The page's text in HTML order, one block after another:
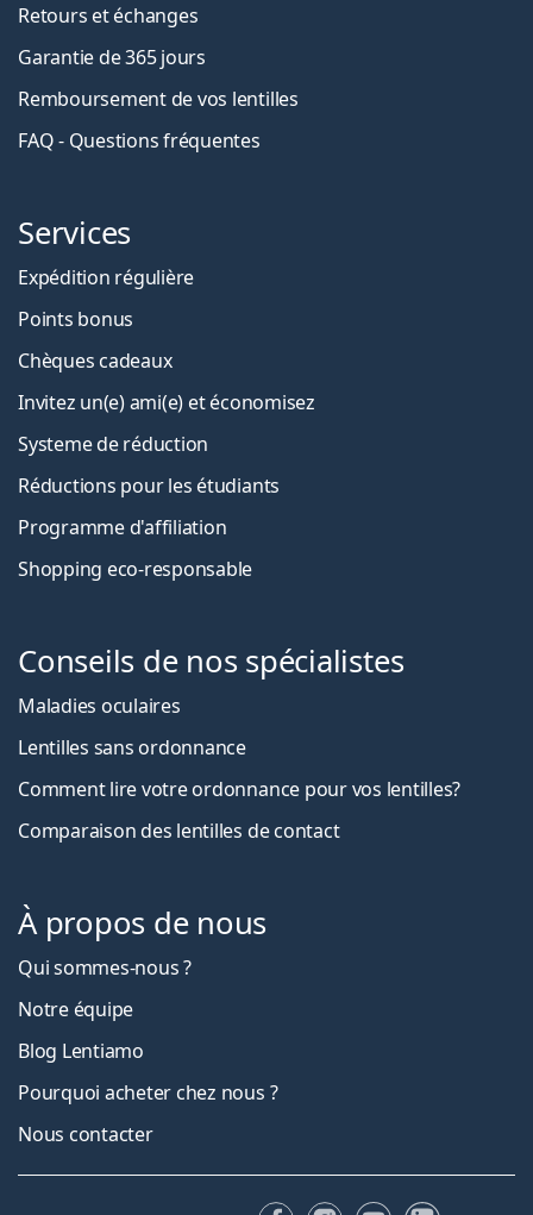
Retours et échanges
Garantie de 365 jours
Remboursement de vos lentilles
FAQ - Questions fréquentes
Services
Expédition régulière
Points bonus
Chèques cadeaux
Invitez un(e) ami(e) et économisez
Systeme de réduction
Réductions pour les étudiants
Programme d'affiliation
Shopping eco-responsable
Conseils de nos spécialistes
Maladies oculaires
Lentilles sans ordonnance
Comment lire votre ordonnance pour vos lentilles?
Comparaison des lentilles de contact
À propos de nous
Qui sommes-nous ?
Notre équipe
Blog Lentiamo
Pourquoi acheter chez nous ?
Nous contacter